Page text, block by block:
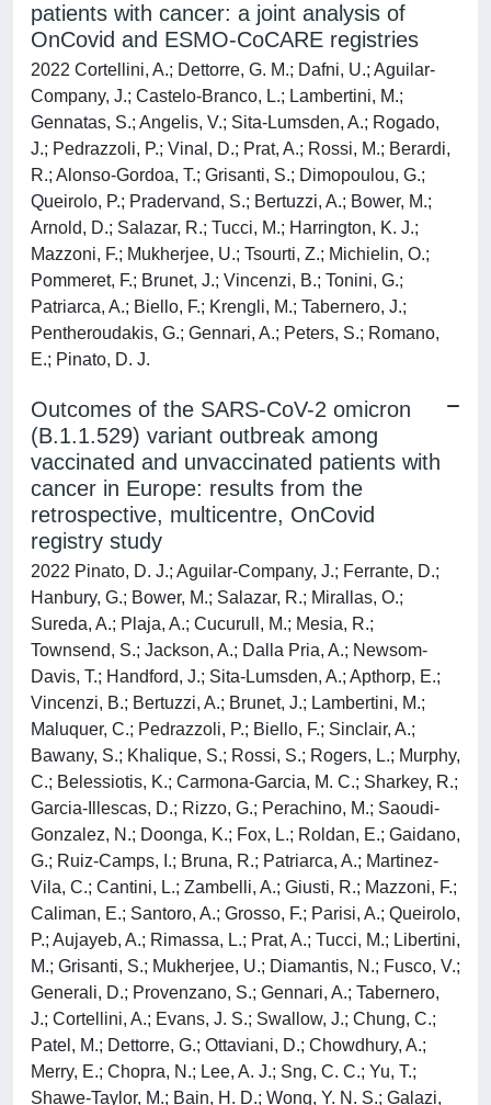
patients with cancer: a joint analysis of
OnCovid and ESMO-CoCARE registries
2022 Cortellini, A.; Dettorre, G. M.; Dafni, U.; Aguilar-
Company, J.; Castelo-Branco, L.; Lambertini, M.;
Gennatas, S.; Angelis, V.; Sita-Lumsden, A.; Rogado,
J.; Pedrazzoli, P.; Vinal, D.; Prat, A.; Rossi, M.; Berardi,
R.; Alonso-Gordoa, T.; Grisanti, S.; Dimopoulou, G.;
Queirolo, P.; Pradervand, S.; Bertuzzi, A.; Bower, M.;
Arnold, D.; Salazar, R.; Tucci, M.; Harrington, K. J.;
Mazzoni, F.; Mukherjee, U.; Tsourti, Z.; Michielin, O.;
Pommeret, F.; Brunet, J.; Vincenzi, B.; Tonini, G.;
Patriarca, A.; Biello, F.; Krengli, M.; Tabernero, J.;
Pentheroudakis, G.; Gennari, A.; Peters, S.; Romano,
E.; Pinato, D. J.
Outcomes of the SARS-CoV-2 omicron
(B.1.1.529) variant outbreak among
vaccinated and unvaccinated patients with
cancer in Europe: results from the
retrospective, multicentre, OnCovid
registry study
2022 Pinato, D. J.; Aguilar-Company, J.; Ferrante, D.;
Hanbury, G.; Bower, M.; Salazar, R.; Mirallas, O.;
Sureda, A.; Plaja, A.; Cucurull, M.; Mesia, R.;
Townsend, S.; Jackson, A.; Dalla Pria, A.; Newsom-
Davis, T.; Handford, J.; Sita-Lumsden, A.; Apthorp, E.;
Vincenzi, B.; Bertuzzi, A.; Brunet, J.; Lambertini, M.;
Maluquer, C.; Pedrazzoli, P.; Biello, F.; Sinclair, A.;
Bawany, S.; Khalique, S.; Rossi, S.; Rogers, L.; Murphy,
C.; Belessiotis, K.; Carmona-Garcia, M. C.; Sharkey, R.;
Garcia-Illescas, D.; Rizzo, G.; Perachino, M.; Saoudi-
Gonzalez, N.; Doonga, K.; Fox, L.; Roldan, E.; Gaidano,
G.; Ruiz-Camps, I.; Bruna, R.; Patriarca, A.; Martinez-
Vila, C.; Cantini, L.; Zambelli, A.; Giusti, R.; Mazzoni, F.;
Caliman, E.; Santoro, A.; Grosso, F.; Parisi, A.; Queirolo,
P.; Aujayeb, A.; Rimassa, L.; Prat, A.; Tucci, M.; Libertini,
M.; Grisanti, S.; Mukherjee, U.; Diamantis, N.; Fusco, V.;
Generali, D.; Provenzano, S.; Gennari, A.; Tabernero,
J.; Cortellini, A.; Evans, J. S.; Swallow, J.; Chung, C.;
Patel, M.; Dettorre, G.; Ottaviani, D.; Chowdhury, A.;
Merry, E.; Chopra, N.; Lee, A. J.; Sng, C. C.; Yu, T.;
Shawe-Taylor, M.; Bain, H. D.; Wong, Y. N. S.; Galazi,